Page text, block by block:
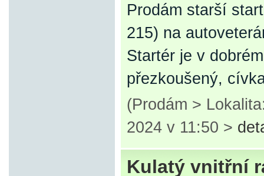
Prodám starší
215) na
Startér je v
přezkoušený,
(Prodám >
2024 v 11:50 >
Kulatý vnitřní